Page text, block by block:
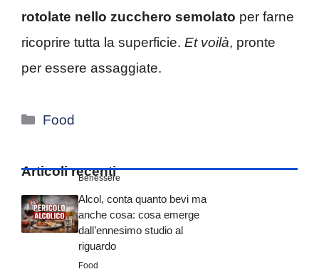
rotolate nello zucchero semolato per farne
ricoprire tutta la superficie. Et voilà, pronte
per essere assaggiate.
Categorie
Food
Articoli recenti
Benessere
Alcol, conta quanto bevi ma
anche cosa: cosa emerge
dall’ennesimo studio al
riguardo
Food